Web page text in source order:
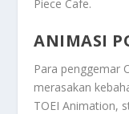
Piece Cafe.
ANIMASI
Para penggemar
merasakan
TOEI Animation,